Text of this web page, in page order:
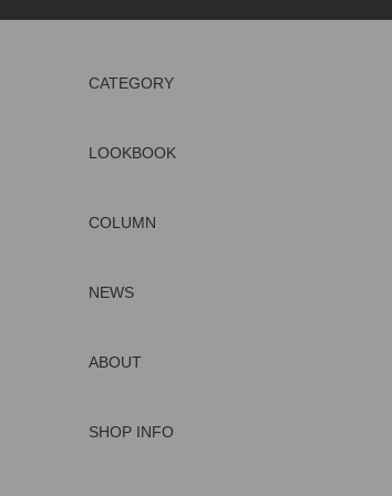
CATEGORY
LOOKBOOK
COLUMN
NEWS
ABOUT
SHOP INFO